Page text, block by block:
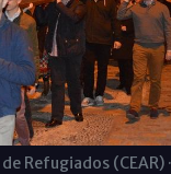
Refugiados (CEAR)